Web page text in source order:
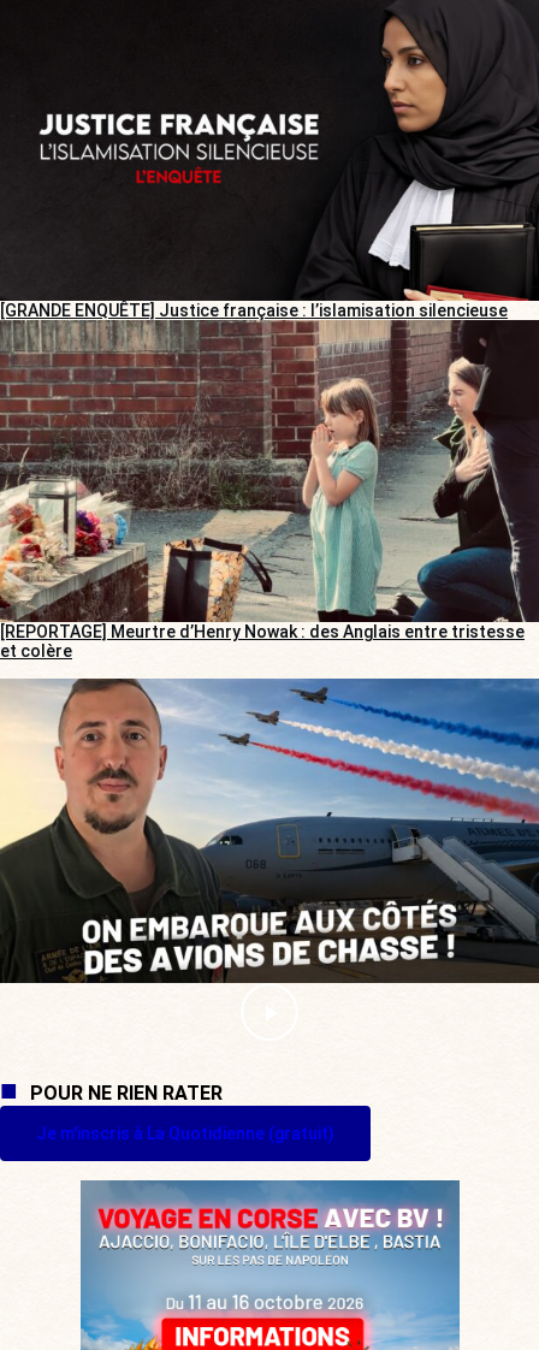
[GRANDE ENQUÊTE] Justice française : l’islamisation silencieuse
[REPORTAGE] Meurtre d’Henry Nowak : des Anglais entre tristesse
et colère
POUR NE RIEN RATER
Je m'inscris à La Quotidienne (gratuit)